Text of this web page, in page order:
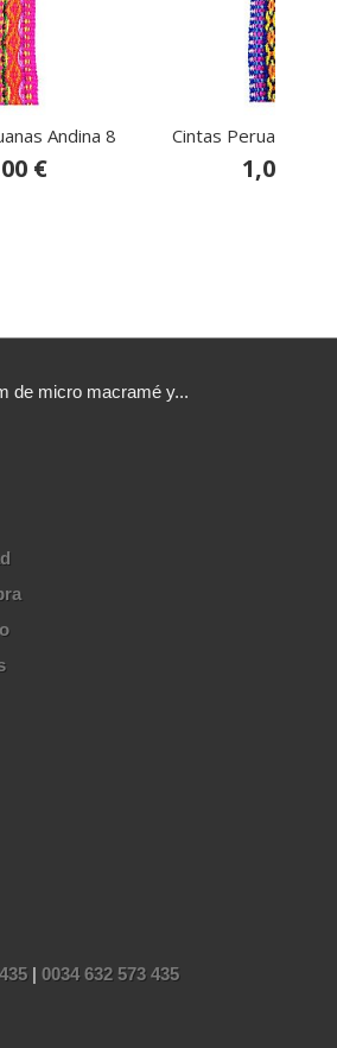
Andina 8
€
Cintas Peruanas
1,00 €
de micro macramé y...
|0034 632 573 435